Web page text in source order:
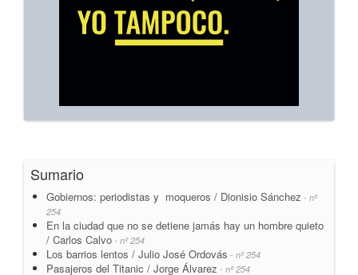
Sumario
Gobiernos: periodistas y moqueros / Dionisio Sánchez - nº
254
En la ciudad que no se detiene jamás hay un hombre quieto
/ Carlos Calvo - nº 254
Los barrios lentos / Julio José Ordovás - nº 254
Pasajeros del Titanic / Jorge Álvarez - nº 254